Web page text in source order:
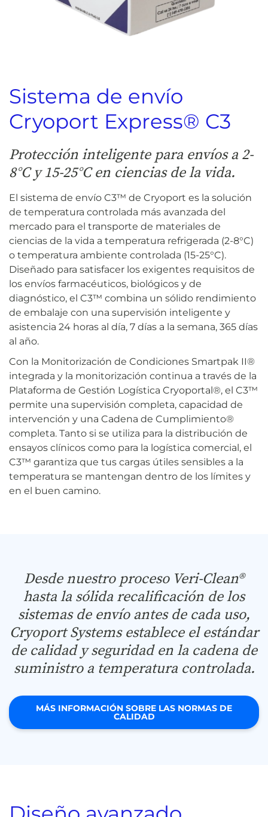
Sistema de envío
Cryoport Express® C3
Protección inteligente para envíos a 2-
8°C y 15-25°C en ciencias de la vida.
El sistema de envío C3™ de Cryoport es la solución
de temperatura controlada más avanzada del
mercado para el transporte de materiales de
ciencias de la vida a temperatura refrigerada (2-8°C)
o temperatura ambiente controlada (15-25°C).
Diseñado para satisfacer los exigentes requisitos de
los envíos farmacéuticos, biológicos y de
diagnóstico, el C3™ combina un sólido rendimiento
de embalaje con una supervisión inteligente y
asistencia 24 horas al día, 7 días a la semana, 365 días
al año.
Con la Monitorización de Condiciones Smartpak II®
integrada y la monitorización continua a través de la
Plataforma de Gestión Logística Cryoportal®, el C3™
permite una supervisión completa, capacidad de
intervención y una Cadena de Cumplimiento®
completa. Tanto si se utiliza para la distribución de
ensayos clínicos como para la logística comercial, el
C3™ garantiza que tus cargas útiles sensibles a la
temperatura se mantengan dentro de los límites y
en el buen camino.
Desde nuestro proceso Veri-Clean®
hasta la sólida recalificación de los
sistemas de envío antes de cada uso,
Cryoport Systems establece el estándar
de calidad y seguridad en la cadena de
suministro a temperatura controlada.
MÁS INFORMACIÓN SOBRE LAS NORMAS DE
CALIDAD